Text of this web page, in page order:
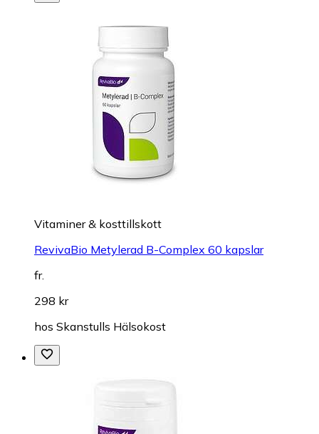
Vitaminer & kosttillskott
RevivaBio Metylerad B-Complex 60 kapslar
fr.
298 kr
hos Skanstulls Hälsokost